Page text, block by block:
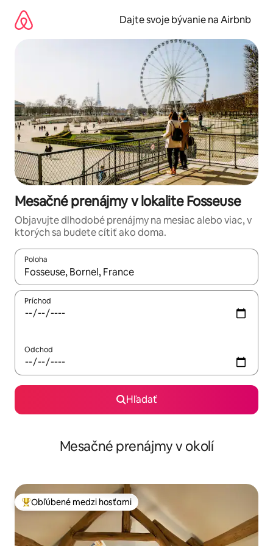
obsah.
Dajte svoje bývanie na Airbnb
Mesačné prenájmy v lokalite Fosseuse
Objavujte dlhodobé prenájmy na mesiac alebo viac, v
ktorých sa budete cítiť ako doma.
Poloha
Keď budú výsledky k dispozícii, môžete si ich prechádzať
Príchod
Odchod
Hľadať
Mesačné prenájmy v okolí
Najobľúbenejšie medzi hosťami
Obľúbené medzi hosťami